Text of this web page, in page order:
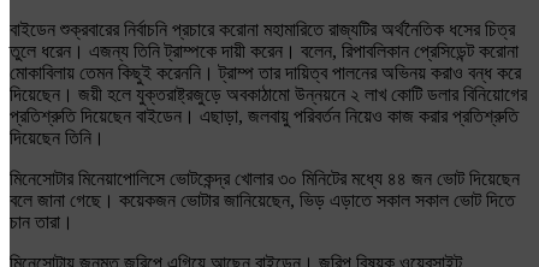
বাইডেন শুক্রবারের নির্বাচনি প্রচারে করোনা মহামারিতে রাজ্যটির অর্থনৈতিক ধসের চিত্র
তুলে ধরেন। এজন্য তিনি ট্রাম্পকে দায়ী করেন। বলেন, রিপাবলিকান প্রেসিডেন্ট করোনা
মোকাবিলায় তেমন কিছুই করেননি। ট্রাম্প তার দায়িত্ব পালনের অভিনয় করাও বন্ধ করে
দিয়েছেন। জয়ী হলে যুক্তরাষ্ট্রজুড়ে অবকাঠামো উন্নয়নে ২ লাখ কোটি ডলার বিনিয়োগের
প্রতিশ্রুতি দিয়েছেন বাইডেন। এছাড়া, জলবায়ু পরিবর্তন নিয়েও কাজ করার প্রতিশ্রুতি
দিয়েছেন তিনি।
মিনেসোটার মিনেয়াপোলিসে ভোটকেন্দ্র খোলার ৩০ মিনিটের মধ্যে ৪৪ জন ভোট দিয়েছেন
বলে জানা গেছে। কয়েকজন ভোটার জানিয়েছেন, ভিড় এড়াতে সকাল সকাল ভোট দিতে
চান তারা।
মিনেসোটায় জনমত জরিপে এগিয়ে আছেন বাইডেন। জরিপ বিষয়ক ওয়েবসাইট